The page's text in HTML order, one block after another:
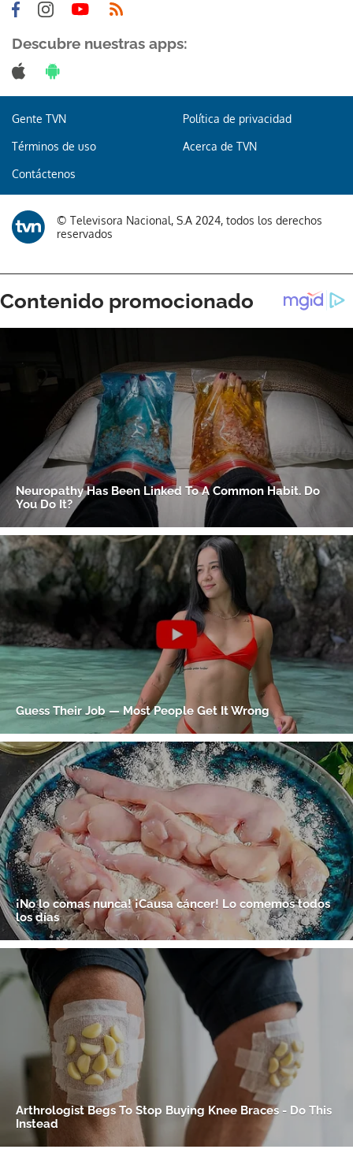
Descubre nuestras apps:
Gente TVN Política de privacidad
Términos de uso Acerca de TVN
Contáctenos
© Televisora Nacional, S.A 2024, todos los derechos
reservados